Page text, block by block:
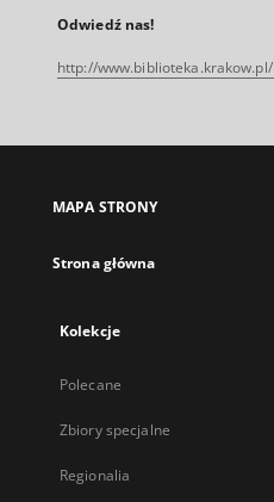
Odwiedź nas!
http://www.biblioteka.krakow.pl/
MAPA STRONY
Strona główna
Kolekcje
Polecane
Zbiory specjalne
Regionalia